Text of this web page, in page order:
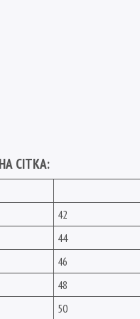
СІТКА:
42
44
46
48
50